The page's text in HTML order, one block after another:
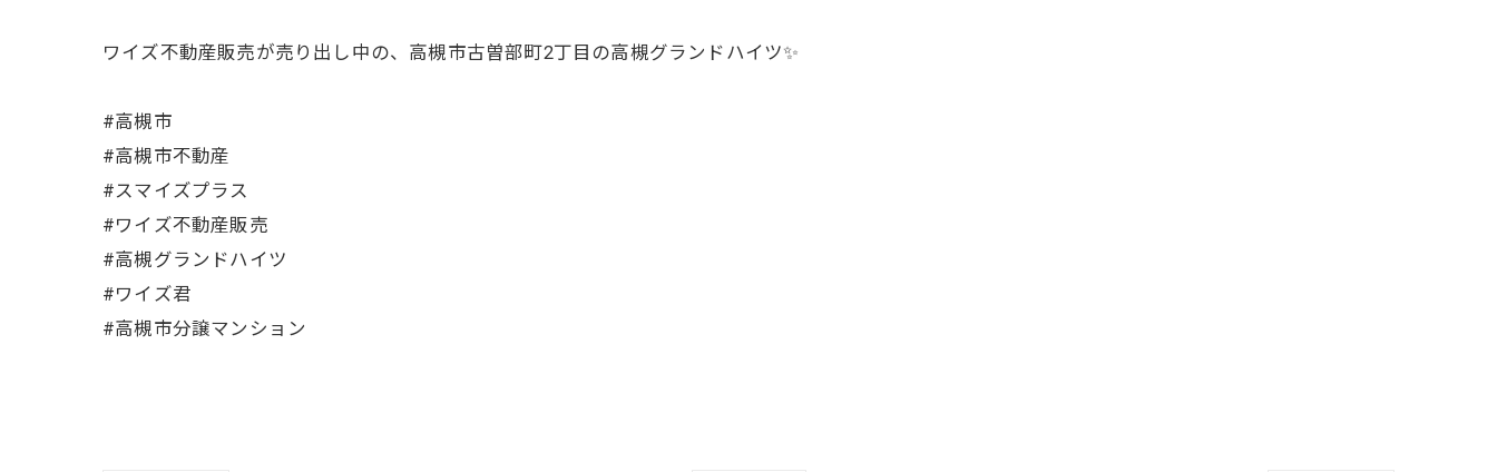
ワイズ不動産販売が売り出し中の、高槻市古曽部町2丁目の高槻グランドハイツ✨
#高槻市
#高槻市不動産
#スマイズプラス
#ワイズ不動産販売
#高槻グランドハイツ
#ワイズ君
#高槻市分譲マンション